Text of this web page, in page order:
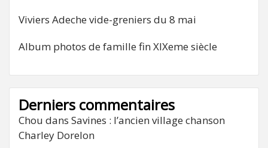
Viviers Adeche vide-greniers du 8 mai
Album photos de famille fin XIXeme siècle
Derniers commentaires
Chou dans Savines : l’ancien village chanson
Charley Dorelon